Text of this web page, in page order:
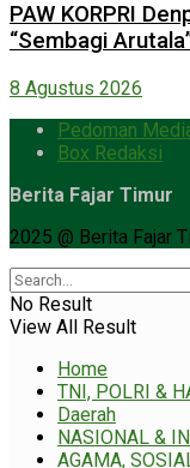
PAW KORPRI
“Sembagi
8 Agustus 2026
Pedoman
Box Redaksi
Berita Fajar Timur
2025 @ Berita Fajar
No Result
View All Result
Home
TNI, POLRI &
Daerah
NASIONAL &
AGAMA,